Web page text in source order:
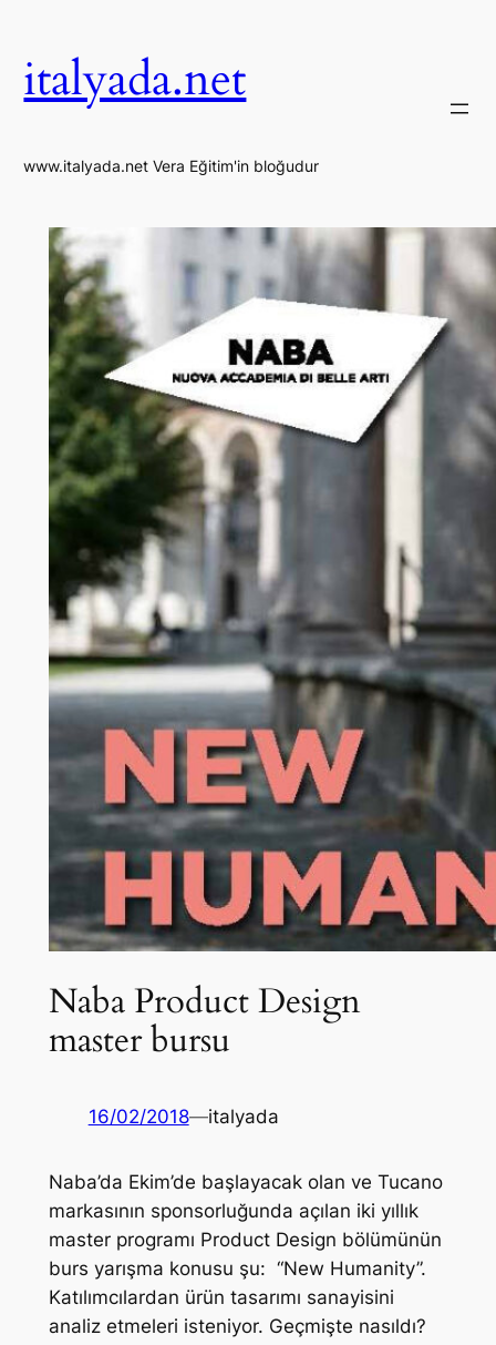
italyada.net
www.italyada.net Vera Eğitim'in bloğudur
Naba Product Design
master bursu
16/02/2018—italyada
Naba’da Ekim’de başlayacak olan ve Tucano
markasının sponsorluğunda açılan iki yıllık
master programı Product Design bölümünün
burs yarışma konusu şu: “New Humanity”.
Katılımcılardan ürün tasarımı sanayisini
analiz etmeleri isteniyor. Geçmişte nasıldı?